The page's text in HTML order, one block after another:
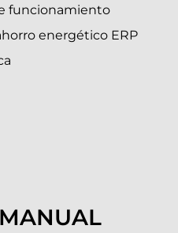
funcionamiento
energético ERP